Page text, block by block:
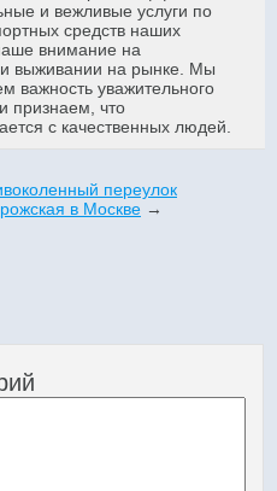
и вежливые услуги по
средств наших
внимание на
и выживании на рынке. Мы
уважительного
признаем, что
с качественных людей.
переулок
в Москве →